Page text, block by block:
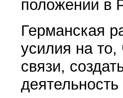
положении в
Германская
усилия на то,
связи,